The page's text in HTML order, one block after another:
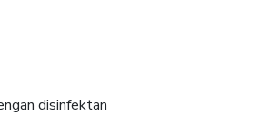
disinfektan